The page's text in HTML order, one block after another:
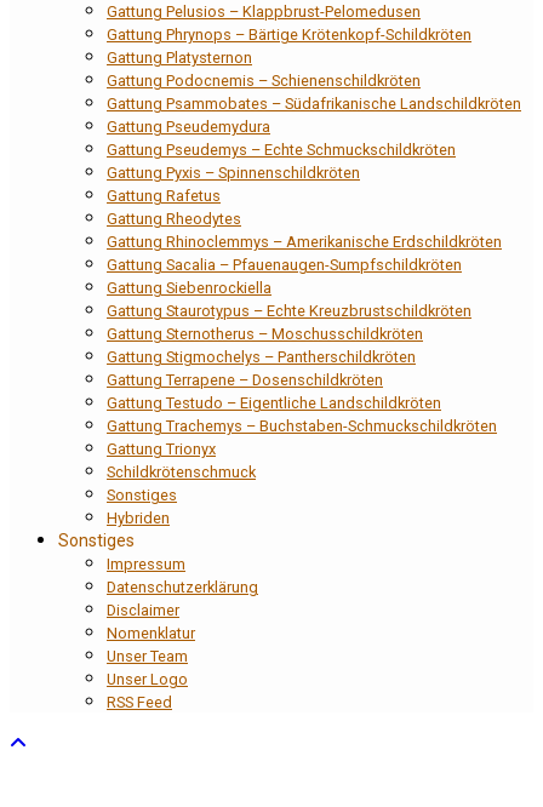
Gattung Pelusios – Klappbrust-Pelomedusen
Gattung Phrynops – Bärtige Krötenkopf-Schildkröten
Gattung Platysternon
Gattung Podocnemis – Schienenschildkröten
Gattung Psammobates – Südafrikanische Landschildkröten
Gattung Pseudemydura
Gattung Pseudemys – Echte Schmuckschildkröten
Gattung Pyxis – Spinnenschildkröten
Gattung Rafetus
Gattung Rheodytes
Gattung Rhinoclemmys – Amerikanische Erdschildkröten
Gattung Sacalia – Pfauenaugen-Sumpfschildkröten
Gattung Siebenrockiella
Gattung Staurotypus – Echte Kreuzbrustschildkröten
Gattung Sternotherus – Moschusschildkröten
Gattung Stigmochelys – Pantherschildkröten
Gattung Terrapene – Dosenschildkröten
Gattung Testudo – Eigentliche Landschildkröten
Gattung Trachemys – Buchstaben-Schmuckschildkröten
Gattung Trionyx
Schildkrötenschmuck
Sonstiges
Hybriden
Sonstiges
Impressum
Datenschutzerklärung
Disclaimer
Nomenklatur
Unser Team
Unser Logo
RSS Feed